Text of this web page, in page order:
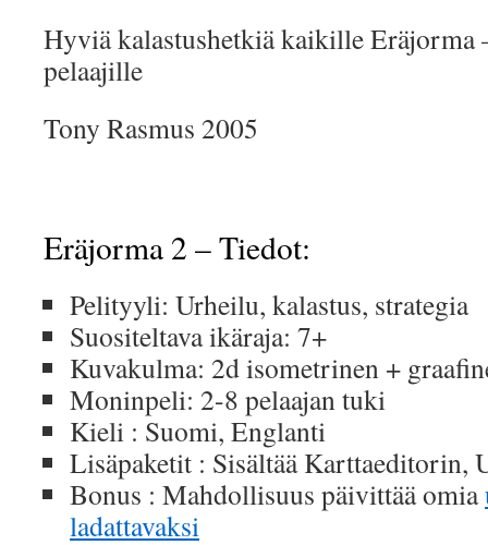
Hyviä kalastushetkiä kaikille Eräjorma
pelaajille
Tony Rasmus 2005
Eräjorma 2 – Tiedot:
Pelityyli: Urheilu, kalastus, strategia
Suositeltava ikäraja: 7+
Kuvakulma: 2d isometrinen +
Moninpeli: 2-8 pelaajan tuki
Kieli : Suomi, Englanti
Lisäpaketit : Sisältää
Bonus : Mahdollisuus päivittää omia
ladattavaksi